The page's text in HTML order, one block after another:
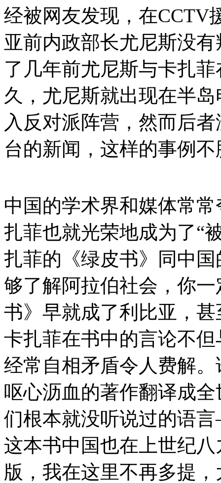
经被网友发现，在CCTV
亚前内政部长尤尼斯没
了几年前尤尼斯与卡扎
久，尤尼斯就出现在半
入反对派阵营，然而后
台的新闻，这样的事例
中国的学术界和媒体常
扎菲也就光荣地成为了“
扎菲的《绿皮书》同中
够了解阿拉伯社会，你
书》早就成了利比亚，
卡扎菲在书中的言论不
经常自相矛盾令人费解
呕心沥血的著作翻译成
们根本就没听说过的语
这本书中国也在上世纪
版，我在这里不再多提